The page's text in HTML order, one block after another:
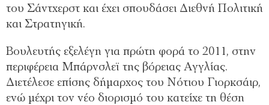
του Σάντχερστ και έχει σπουδάσει Διεθνή Πολιτική
και Στρατηγική.
Βουλευτής εξελέγη για πρώτη φορά το 2011, στην
περιφέρεια Μπάρνσλεϊ της βόρειας Αγγλίας.
Διετέλεσε επίσης δήμαρχος του Νότιου Γιορκσάιρ,
ενώ μέχρι τον νέο διορισμό του κατείχε τη θέση